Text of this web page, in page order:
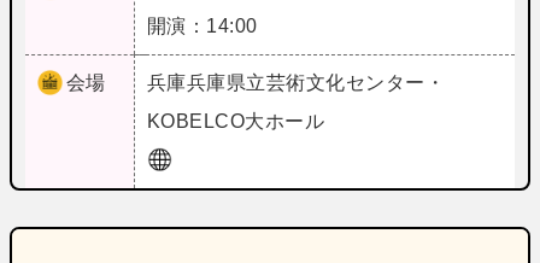
開演：14:00
会場 兵庫兵庫県立芸術文化センター・
KOBELCO大ホール